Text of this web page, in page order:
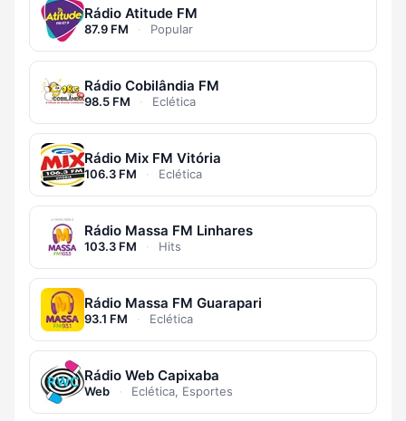
Rádio Atitude FM
87.9 FM · Popular
Rádio Cobilândia FM
98.5 FM · Eclética
Rádio Mix FM Vitória
106.3 FM · Eclética
Rádio Massa FM Linhares
103.3 FM · Hits
Rádio Massa FM Guarapari
93.1 FM · Eclética
Rádio Web Capixaba
Web · Eclética, Esportes